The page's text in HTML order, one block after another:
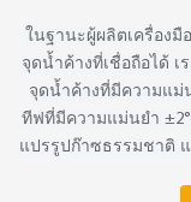
ในฐานะผู้ผลิตเครื่อง
จุดน้ำค้างที่เชื่อถือได้ เ
จุดน้ำค้างที่มีความแม่
ทีฟที่มีความแม่นยำ
แปรรูปก๊าซธรรมชาติ